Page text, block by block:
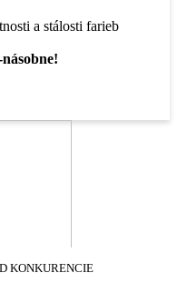
a stálosti farieb
KONKURENCIE